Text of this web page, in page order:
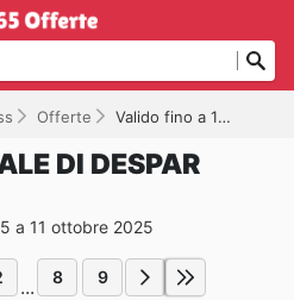
Offerte Valido fino a 11/10/2025
DI DESPAR
a 11 ottobre 2025
... 8 9